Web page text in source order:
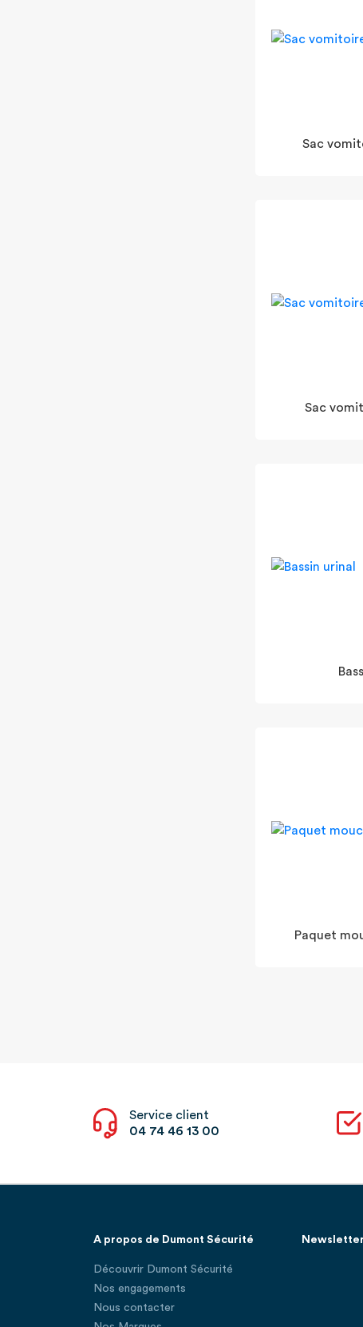
Sac
Sac
Paquet
Service client
04 74 46 13 00
A propos de Dumont Sécurité
Découvrir Dumont Sécurité
Nos engagements
Nous contacter
Newsletter